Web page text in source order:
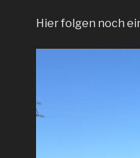
Hier folgen noch